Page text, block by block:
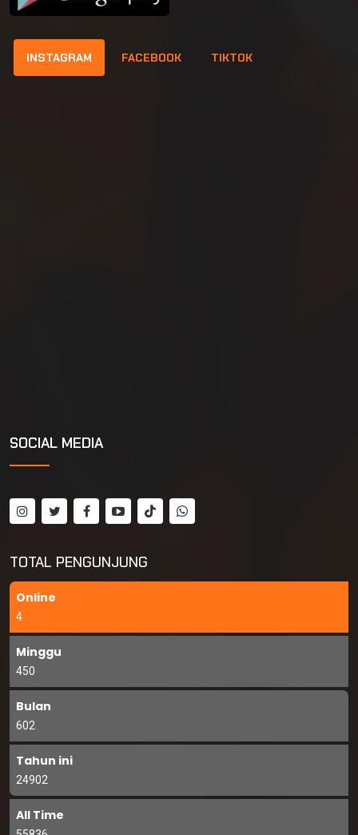
INSTAGRAM FACEBOOK TIKTOK
SOCIAL MEDIA
TOTAL PENGUNJUNG
Online
4
Minggu
450
Bulan
602
Tahun ini
24902
All Time